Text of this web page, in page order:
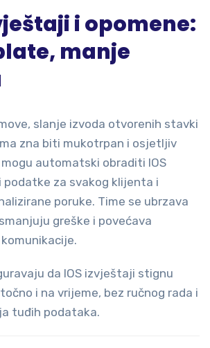
i opomene:
manje
slanje izvoda otvorenih stavki
zna biti mukotrpan i osjetljiv
automatski obraditi IOS
za svakog klijenta i
poruke. Time se ubrzava
greške i povećava
da IOS izvještaji stignu
i na vrijeme, bez ručnog rada i
tuđih podataka.